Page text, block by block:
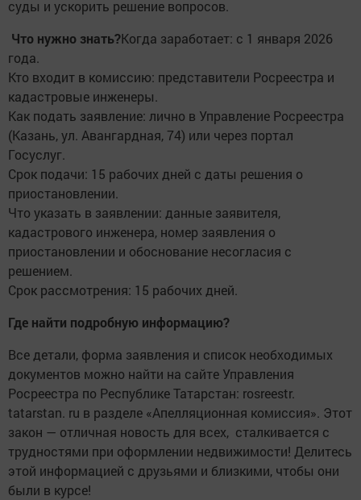
суды и ускорить решение вопросов.
Что нужно знать?Когда заработает: с 1 января 2026
года.
Кто входит в комиссию: представители Росреестра и
кадастровые инженеры.
Как подать заявление: лично в Управление Росреестра
(Казань, ул. Авангардная, 74) или через портал
Госуслуг.
Срок подачи: 15 рабочих дней с даты решения о
приостановлении.
Что указать в заявлении: данные заявителя,
кадастрового инженера, номер заявления о
приостановлении и обоснование несогласия с
решением.
Срок рассмотрения: 15 рабочих дней.
Где найти подробную информацию?
Все детали, форма заявления и список необходимых
документов можно найти на сайте Управления
Росреестра по Республике Татарстан: rosreestr.
tatarstan. ru в разделе «Апелляционная комиссия». Этот
закон — отличная новость для всех, сталкивается с
трудностями при оформлении недвижимости! Делитесь
этой информацией с друзьями и близкими, чтобы они
были в курсе!